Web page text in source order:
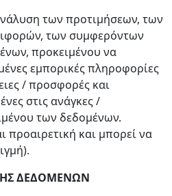
των προτιμήσεων, των
των συμφερόντων
προκειμένου να
εμπορικές πληροφορίες
/ προσφορές και
στις ανάγκες /
των δεδομένων.
προαιρετική και μπορεί να
ΔΕΔΟΜΕΝΩΝ